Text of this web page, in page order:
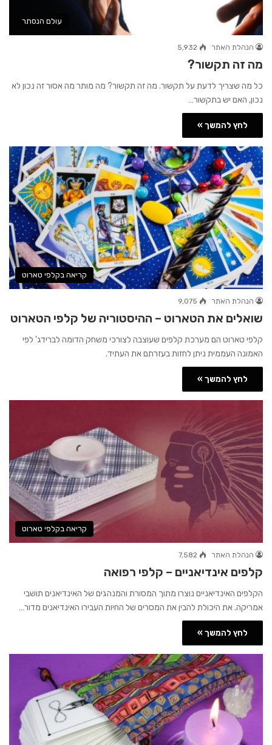
עולם הנסתר
הנהלת האתר 5,932
מה זה תקשור?
כל מה שצריך לדעת על תקשור. מה זה תקשור? מה מותר מה אסור זה נכון לא
נכון, האם יש בתקשור…
לחץ להמשך »
קריאה בקלפי טארוט
הנהלת האתר 9,075
שואלים את הטארוט – ההיסטוריה של קלפי הטארוט
קלפי טארוט הם מערכת קלפים שעוצבה לצורכי משחק הדומה לברידג' לפי
האמונה העממית ניתן לחזות בעזרתם את העתיד.
לחץ להמשך »
קריאה בקלפי טארוט
הנהלת האתר 7,582
קלפים אינדיאניים – קלפי רפואה
הקלפים האינדיאניים נוצרו מתוך המסורת והמנהגים של האינדיאנים תושבי
אמריקה. את היכולת להבין את המסרים של החיות העבירו האינדיאנים מדור…
לחץ להמשך »